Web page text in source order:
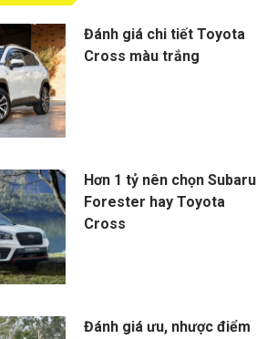
Đánh giá chi tiết Toyota
Cross màu trắng
Hơn 1 tỷ nên chọn Subaru
Forester hay Toyota
Cross
Đánh giá ưu, nhược điểm